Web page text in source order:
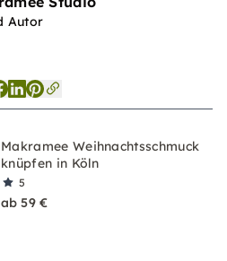
Autor
Makramee Weihnachtsschmuck
knüpfen in Köln
5
ab 59 €